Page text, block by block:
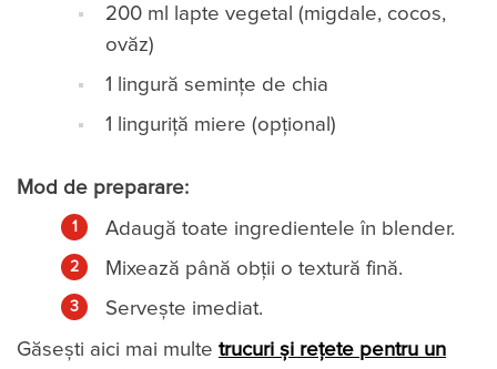
200 ml lapte vegetal (migdale, cocos,
ovăz)
1 lingură semințe de chia
1 linguriță miere (opțional)
Mod de preparare:
Adaugă toate ingredientele în blender.
Mixează până obții o textură fină.
Servește imediat.
Găsești aici mai multe trucuri și rețete pentru un